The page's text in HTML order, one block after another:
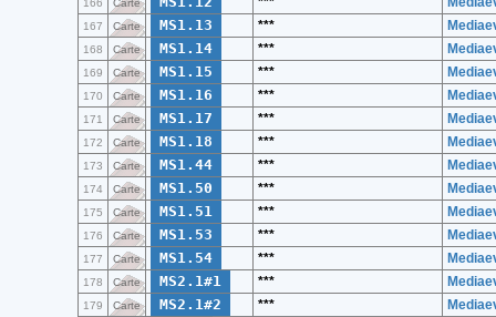
166 Carte
167 Carte MS1.13 ***
168 Carte MS1.14 ***
169 Carte MS1.15 ***
170 Carte MS1.16 ***
171 Carte MS1.17 ***
172 Carte MS1.18 ***
173 Carte MS1.44 ***
174 Carte MS1.50 ***
175 Carte MS1.51 ***
176 Carte MS1.53 ***
177 Carte MS1.54 ***
178 Carte MS2.1#1 ***
179 Carte MS2.1#2 ***